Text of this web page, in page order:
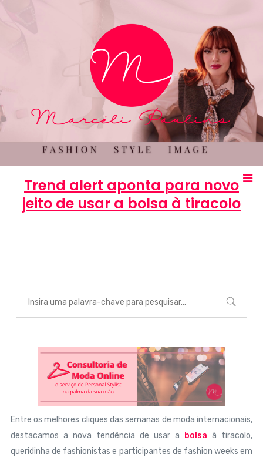
Trend alert aponta para novo
jeito de usar a bolsa à tiracolo
Entre os melhores cliques das semanas de moda internacionais,
destacamos a nova tendência de usar a
bolsa à tiracolo,
queridinha de fashionistas e participantes de fashion weeks em